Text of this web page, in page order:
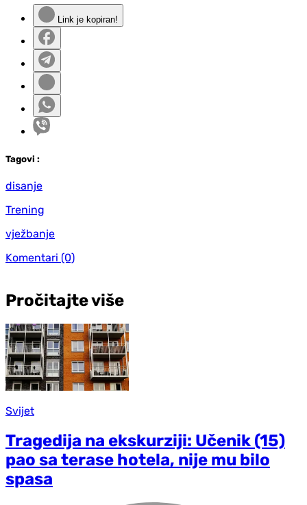
Link je kopiran!
Tagovi :
disanje
Trening
vježbanje
Komentari (0)
Pročitajte više
Svijet
Tragedija na ekskurziji: Učenik (15)
pao sa terase hotela, nije mu bilo
spasa